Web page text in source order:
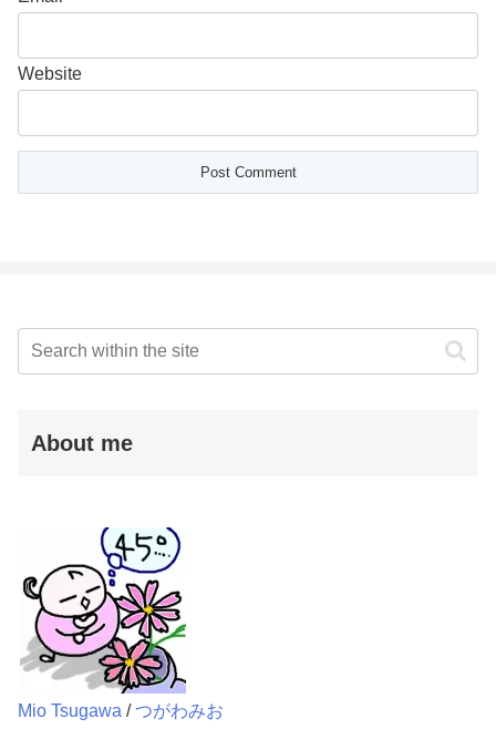
Website
About me
Mio Tsugawa /つがわみお